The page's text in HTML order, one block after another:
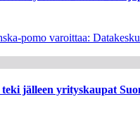
pomo varoittaa:
jälleen yrityskaupat